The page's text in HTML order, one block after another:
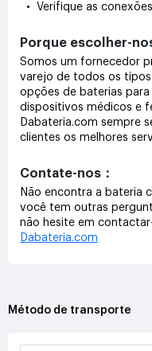
• Verifique as
Porque escolher-
Somos um fornecedor
varejo de todos os
opções de baterias
dispositivos médicos e
Dabateria.com sempre
clientes os melhores
Contate-nos：
Não encontra a bateria
você tem outras
não hesite em
Dabateria.com
Método de transporte